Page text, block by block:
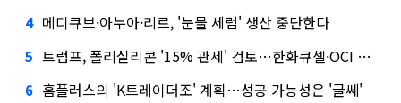
4 메디큐브·아누아·리르, '눈물 세럼' 생산 중단한다
5 트럼프, 폴리실리콘 '15% 관세' 검토…한화큐셀·OCI 영향은?
6 홈플러스의 'K트레이더조' 계획…성공 가능성은 '글쎄'